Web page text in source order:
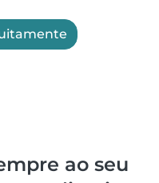
ao seu